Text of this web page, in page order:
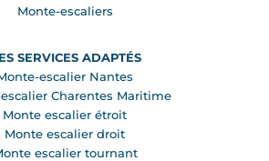
Monte-escaliers
SERVICES ADAPTÉS
escalier Nantes
Charentes Maritime
Monte escalier étroit
Monte escalier droit
escalier tournant